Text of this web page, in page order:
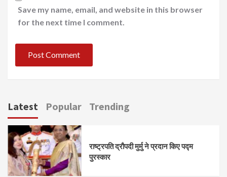
Save my name, email, and website in this browser
for the next time I comment.
Latest Popular Trending
राष्ट्रपति द्रौपदी मुर्मु ने प्रदान किए पद्म
पुरस्कार